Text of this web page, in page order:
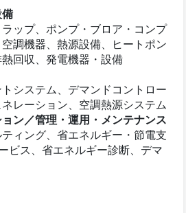
備
ップ、ポンプ・ブロア・コンプ
調機器、熱源設備、ヒートポン
回収、発電機器・設備
システム、デマンドコントロー
レーション、空調熱源システム
ン／管理・運用・メンテナンス
ィング、省エネルギー・節電支
ビス、省エネルギー診断、デマ